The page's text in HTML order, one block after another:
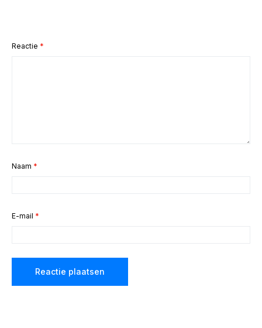
Reactie *
Naam *
E-mail *